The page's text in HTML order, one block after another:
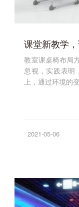
课堂新教学
教室课桌椅布局
忽视，实践表明
上，通过环境的
2021-05-06